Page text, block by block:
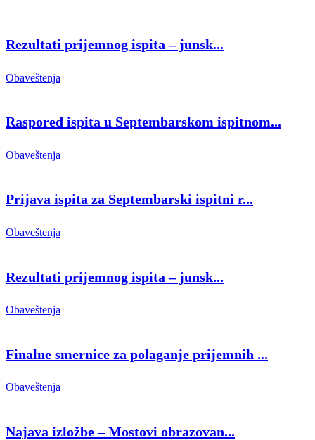
Rezultati prijemnog ispita – junsk...
Obaveštenja
Raspored ispita u Septembarskom ispitnom...
Obaveštenja
Prijava ispita za Septembarski ispitni r...
Obaveštenja
Rezultati prijemnog ispita – junsk...
Obaveštenja
Finalne smernice za polaganje prijemnih ...
Obaveštenja
Najava izložbe – Mostovi obrazovan...